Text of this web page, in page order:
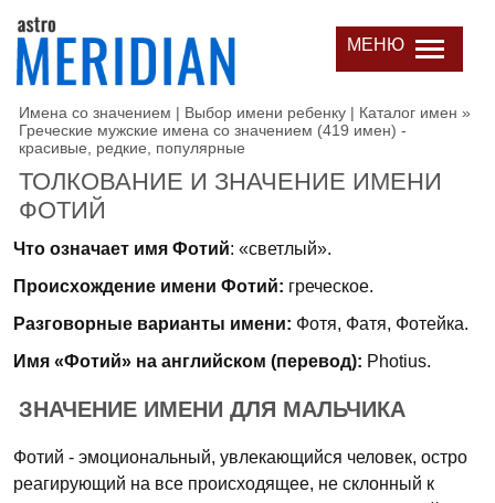
МЕНЮ
Имена со значением | Выбор имени ребенку | Каталог имен »
Греческие мужские имена со значением (419 имен) -
красивые, редкие, популярные
ТОЛКОВАНИЕ И ЗНАЧЕНИЕ ИМЕНИ
ФОТИЙ
Что означает имя Фотий: «светлый».
Происхождение имени Фотий: греческое.
Разговорные варианты имени: Фотя, Фатя, Фотейка.
Имя «Фотий» на английском (перевод): Photius.
ЗНАЧЕНИЕ ИМЕНИ ДЛЯ МАЛЬЧИКА
Фотий - эмоциональный, увлекающийся человек, остро
реагирующий на все происходящее, не склонный к